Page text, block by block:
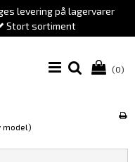
levering på lagervarer
Stort sortiment
(0)
model)